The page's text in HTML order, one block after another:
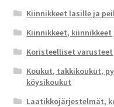
Kiinnikkeet lasille ja
Kiinnikkeet,
Koristeelliset varusteet
Koukut, takkikoukut,
köysikoukut
Laatikkojärjestelmät,